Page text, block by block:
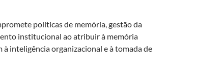
políticas de memória, gestão da
institucional ao atribuir à memória
à inteligência organizacional e à tomada de